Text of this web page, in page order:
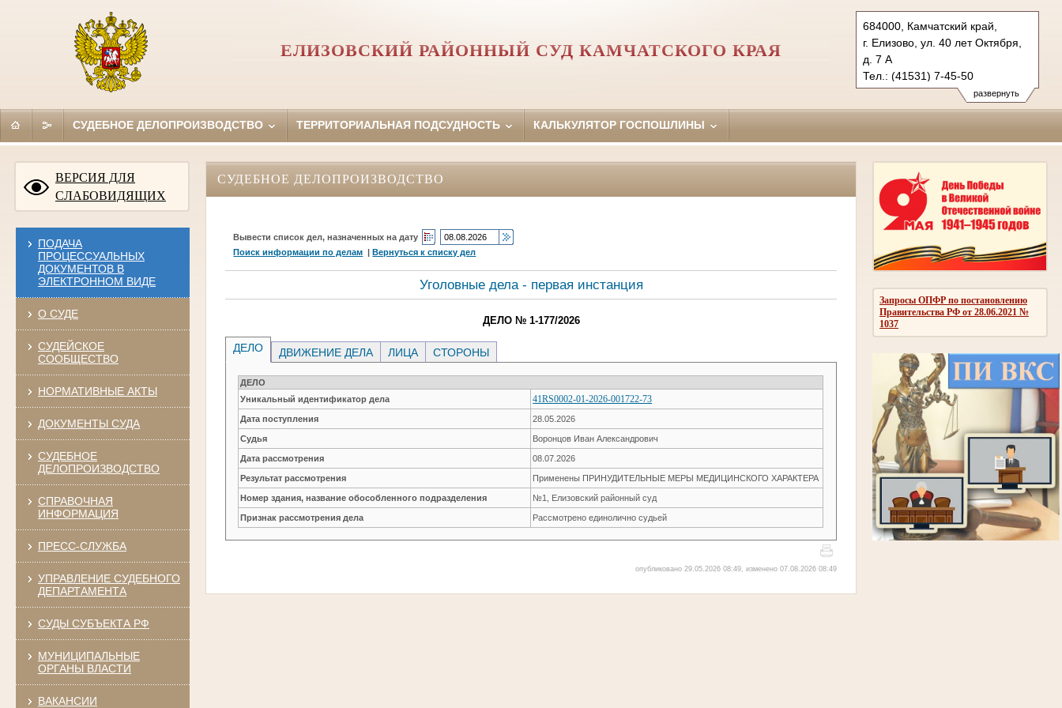
развернуть
684000, Камчатский край,
г. Елизово, ул. 40 лет Октября,
д. 7 А
Тел.: (41531) 7-45-50
7-45-00 факс
elizovsky.kam@sudrf.ru
ЕЛИЗОВСКИЙ РАЙОННЫЙ СУД КАМЧАТСКОГО КРАЯ
СУДЕБНОЕ ДЕЛОПРОИЗВОДСТВО ТЕРРИТОРИАЛЬНАЯ ПОДСУДНОСТЬ КАЛЬКУЛЯТОР ГОСПОШЛИНЫ
ВЕРСИЯ ДЛЯ
СЛАБОВИДЯЩИХ
ПОДАЧА
ПРОЦЕССУАЛЬНЫХ
ДОКУМЕНТОВ В
ЭЛЕКТРОННОМ ВИДЕ
О СУДЕ
СУДЕЙСКОЕ
СООБЩЕСТВО
НОРМАТИВНЫЕ АКТЫ
ДОКУМЕНТЫ СУДА
СУДЕБНОЕ
ДЕЛОПРОИЗВОДСТВО
СПРАВОЧНАЯ
ИНФОРМАЦИЯ
ПРЕСС-СЛУЖБА
УПРАВЛЕНИЕ СУДЕБНОГО
ДЕПАРТАМЕНТА
СУДЫ СУБЪЕКТА РФ
МУНИЦИПАЛЬНЫЕ
ОРГАНЫ ВЛАСТИ
ВАКАНСИИ
Запросы ОПФР по постановлению
Правительства РФ от 28.06.2021 №
1037
СУДЕБНОЕ ДЕЛОПРОИЗВОДСТВО
Вывести список дел, назначенных на дату
Поиск информации по делам |Вернуться к списку дел
Уголовные дела - первая инстанция
ДЕЛО № 1-177/2026
ДЕЛО ДВИЖЕНИЕ ДЕЛА ЛИЦА СТОРОНЫ
ДЕЛО
Уникальный идентификатор дела
41RS0002-01-2026-001722-73
Дата поступления 28.05.2026
Судья Воронцов Иван Александрович
Дата рассмотрения 08.07.2026
Результат рассмотрения Применены ПРИНУДИТЕЛЬНЫЕ МЕРЫ МЕДИЦИНСКОГО ХАРАКТЕРА
Номер здания, название обособленного подразделения №1, Елизовский районный суд
Признак рассмотрения дела Рассмотрено единолично судьей
опубликовано 29.05.2026 08:49, изменено 07.08.2026 08:49